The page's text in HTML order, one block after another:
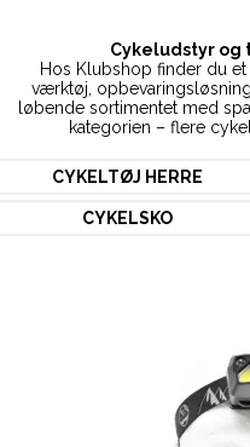
Cykeludstyr
Hos Klubshop finder du
værktøj,
løbende sortimentet med
kategorien – flere
CYKELTØJ HERRE
CYKELSKO